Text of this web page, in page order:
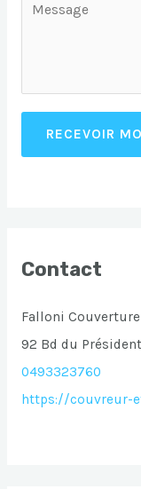
RECEVOIR
Contact
Falloni
92 Bd du
0493323760
https://couvreur-